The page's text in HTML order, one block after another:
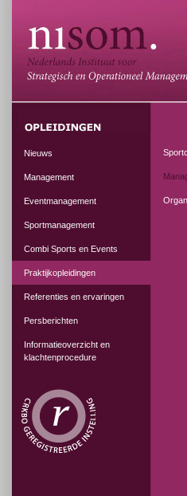
Nieuws
Management
Eventmanagement
Sportmanagement
Combi Sports en Events
Praktijkopleidingen
Referenties en ervaringen
Persberichten
Informatieoverzicht en
klachtenprocedure